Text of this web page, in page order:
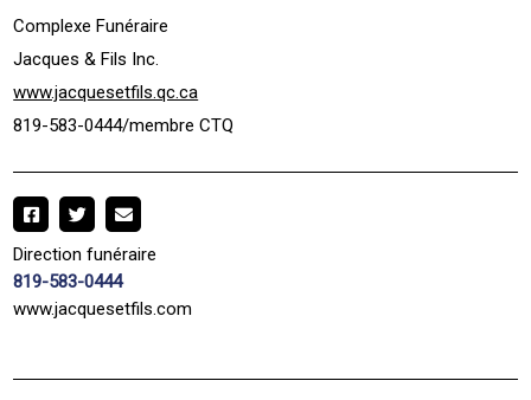
Complexe Funéraire
Jacques & Fils Inc.
www.jacquesetfils.qc.ca
819-583-0444/membre CTQ
Direction funéraire
819-583-0444
www.jacquesetfils.com